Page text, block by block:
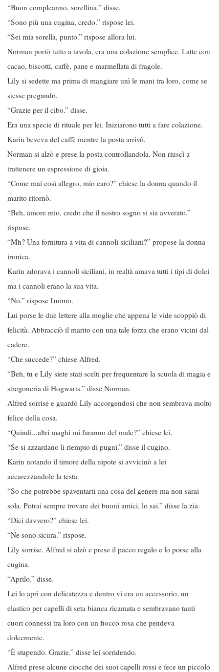
“Buon compleanno, sorellina.” disse.
“Sono più una cugina, credo.” rispose lei.
“Sei mia sorella, punto.” rispose allora lui.
Norman portò tutto a tavola, era una colazione semplice. Latte con
cacao, biscotti, caffè, pane e marmellata di fragole.
Lily si sedette ma prima di mangiare unì le mani tra loro, come se
stesse pregando.
“Grazie per il cibo.” disse.
Era una specie di rituale per lei. Iniziarono tutti a fare colazione.
Karin beveva del caffè mentre la posta arrivò.
Norman si alzò e prese la posta controllandola. Non riuscì a
trattenere un espressione di gioia.
“Come mai così allegro, mio caro?” chiese la donna quando il
marito ritornò.
“Beh, amore mio, credo che il nostro sogno si sia avverato.”
rispose.
“Mh? Una fornitura a vita di cannoli siciliani?” propose la donna
ironica.
Karin adorava i cannoli siciliani, in realtà amava tutti i tipi di dolci
ma i cannoli erano la sua vita.
“No.” rispose l'uomo.
Lui porse le due lettere alla moglie che appena le vide scoppiò di
felicità. Abbracciò il marito con una tale forza che erano vicini dal
cadere.
“Che succede?” chiese Alfred.
“Beh, tu e Lily siete stati scelti per frequentare la scuola di magia e
stregoneria di Hogwarts.” disse Norman.
Alfred sorrise e guardò Lily accorgendosi che non sembrava molto
felice della cosa.
“Quindi...altri maghi mi faranno del male?” chiese lei.
“Se si azzardano li riempio di pugni.” disse il cugino.
Karin notando il timore della nipote si avvicinò a lei
accarezzandole la testa.
“So che potrebbe spaventarti una cosa del genere ma non sarai
sola. Potrai sempre trovare dei buoni amici, lo sai.” disse la zia.
“Dici davvero?” chiese lei.
“Ne sono sicura.” rispose.
Lily sorrise. Alfred si alzò e prese il pacco regalo e lo porse alla
cugina.
“Aprilo.” disse.
Lei lo aprì con delicatezza e dentro vi era un accessorio, un
elastico per capelli di seta bianca ricamata e sembravano tanti
cuori connessi tra loro con un fiocco rosa che pendeva
dolcemente.
“È stupendo. Grazie.” disse lei sorridendo.
Alfred prese alcune ciocche dei suoi capelli rossi e fece un piccolo